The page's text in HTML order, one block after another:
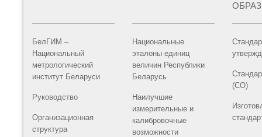
БелГИМ –
Национальный
метрологический
институт Беларуси
Руководство
Организационная
структура
Национальные
эталоны единиц
величин Республики
Беларусь
Наилучшие
измерительные и
калибровочные
возможности
(СО)